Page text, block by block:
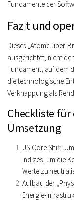
Fundamente der
Fazit und
Dieses „Atome-über-
ausgerichtet, nicht
Fundament, auf dem
die technologische
Verknappung als
Checkliste für
Umsetzung
US-Core-Shift:
Indizes , um die
Werte zu
Aufbau der
Energie-